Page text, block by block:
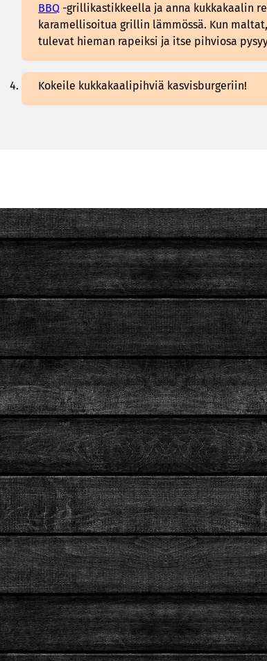
BBQ -grillikastikkeella ja anna kukkakaalin
karamellisoitua grillin lämmössä. Kun
tulevat hieman rapeiksi ja itse pihviosa
Kokeile kukkakaalipihviä kasvisburgeriin!